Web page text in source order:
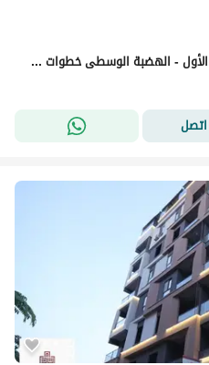
شقة 110م للبيع بأرقى موقع بالحي الأول - الهضبة الوسطى خطوات من محور ياسر رزق وقريبة من كافة الخدمات.
اتصل